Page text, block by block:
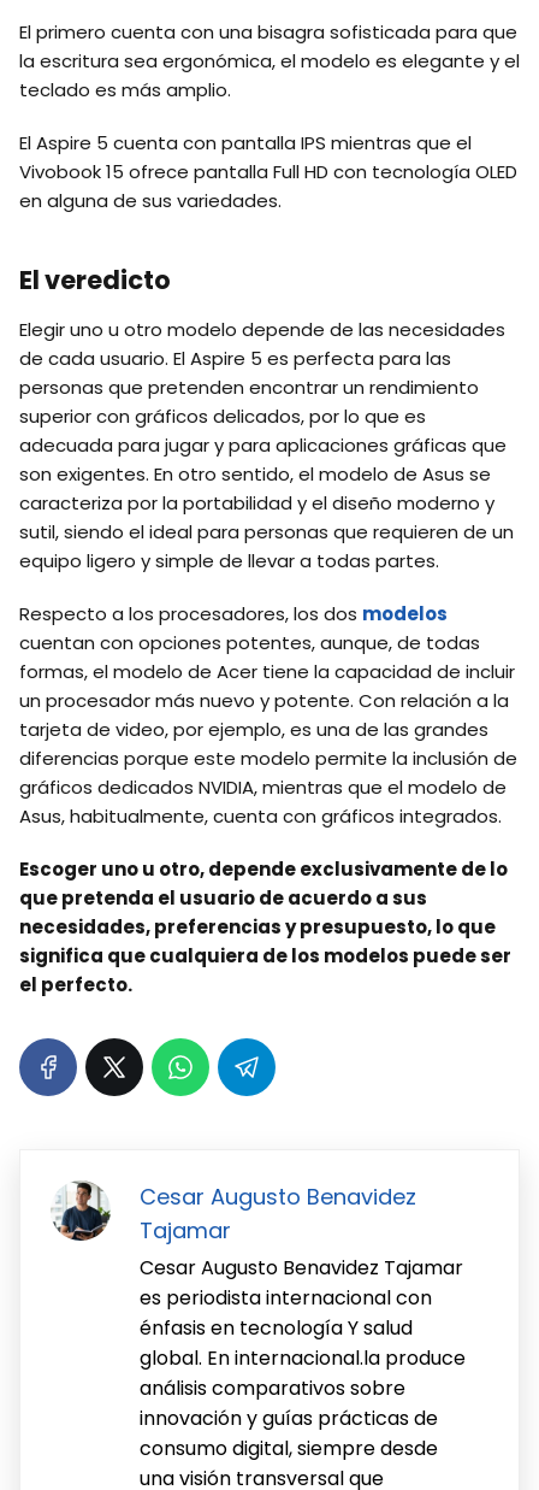
El primero cuenta con una bisagra sofisticada para que
la escritura sea ergonómica, el modelo es elegante y el
teclado es más amplio.
El Aspire 5 cuenta con pantalla IPS mientras que el
Vivobook 15 ofrece pantalla Full HD con tecnología OLED
en alguna de sus variedades.
El veredicto
Elegir uno u otro modelo depende de las necesidades
de cada usuario. El Aspire 5 es perfecta para las
personas que pretenden encontrar un rendimiento
superior con gráficos delicados, por lo que es
adecuada para jugar y para aplicaciones gráficas que
son exigentes. En otro sentido, el modelo de Asus se
caracteriza por la portabilidad y el diseño moderno y
sutil, siendo el ideal para personas que requieren de un
equipo ligero y simple de llevar a todas partes.
Respecto a los procesadores, los dos modelos
cuentan con opciones potentes, aunque, de todas
formas, el modelo de Acer tiene la capacidad de incluir
un procesador más nuevo y potente. Con relación a la
tarjeta de video, por ejemplo, es una de las grandes
diferencias porque este modelo permite la inclusión de
gráficos dedicados NVIDIA, mientras que el modelo de
Asus, habitualmente, cuenta con gráficos integrados.
Escoger uno u otro, depende exclusivamente de lo
que pretenda el usuario de acuerdo a sus
necesidades, preferencias y presupuesto, lo que
significa que cualquiera de los modelos puede ser
el perfecto.
Cesar Augusto Benavidez
Tajamar
Cesar Augusto Benavidez Tajamar
es periodista internacional con
énfasis en tecnología Y salud
global. En internacional.la produce
análisis comparativos sobre
innovación y guías prácticas de
consumo digital, siempre desde
una visión transversal que